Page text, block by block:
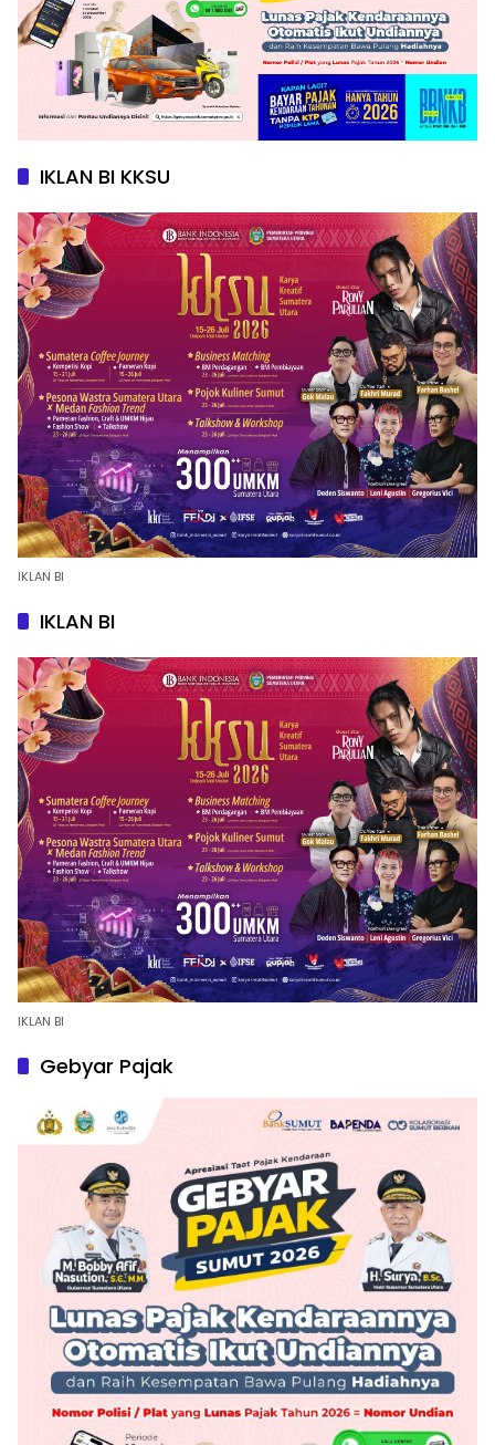
IKLAN BI KKSU
IKLAN BI
IKLAN BI
IKLAN BI
Gebyar Pajak